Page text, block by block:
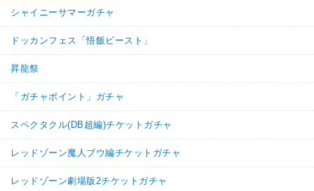
シャイニーサマーガチャ
ドッカンフェス「悟飯ビースト」
昇龍祭
「ガチャポイント」ガチャ
スペクタクル(DB超編)チケットガチャ
レッドゾーン魔人ブウ編チケットガチャ
レッドゾーン劇場版2チケットガチャ